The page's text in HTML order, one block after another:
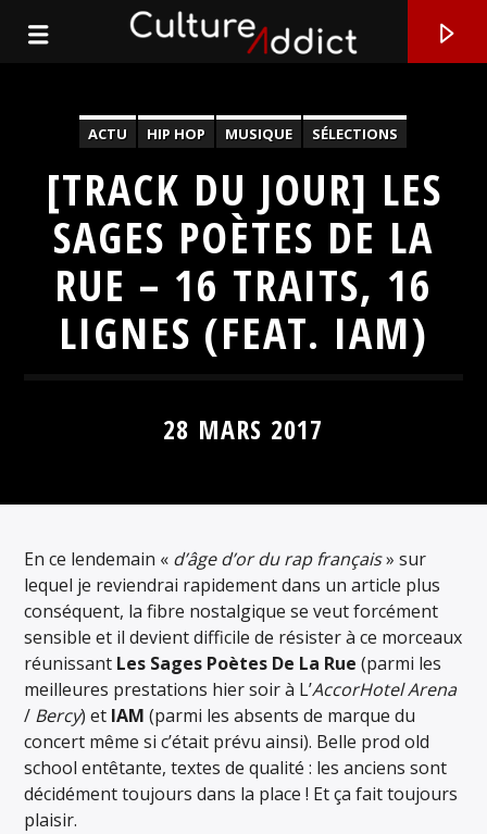
ACTU HIP HOP MUSIQUE
SÉLECTIONS
[TRACK DU JOUR] LES
SAGES POÈTES DE LA
RUE – 16 TRAITS, 16
LIGNES (FEAT. IAM)
28 MARS 2017
En ce lendemain « d’âge d’or du rap français» sur
lequel je reviendrai rapidement dans un article plus
conséquent, la fibre nostalgique se veut forcément
sensible et il devient difficile de résister à ce morceaux
réunissant Les Sages Poètes De La Rue (parmi les
meilleures prestations hier soir à L’AccorHotel Arena
/ Bercy) et IAM (parmi les absents de marque du
concert même si c’était prévu ainsi). Belle prod old
school entêtante, textes de qualité : les anciens sont
décidément toujours dans la place ! Et ça fait toujours
plaisir.